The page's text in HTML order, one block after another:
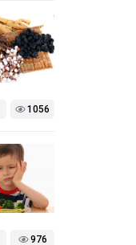
1056
976